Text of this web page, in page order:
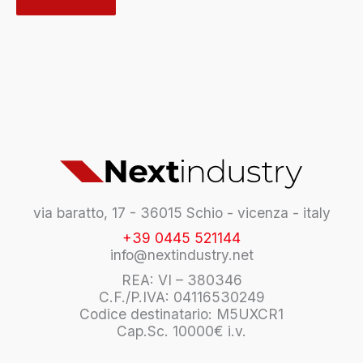
si
via baratto, 17 - 36015 Schio - vicenza - italy
+39 0445 521144
info@nextindustry.net
REA: VI – 380346
C.F./P.IVA: 04116530249
Codice destinatario: M5UXCR1
Cap.Sc. 10000€ i.v.